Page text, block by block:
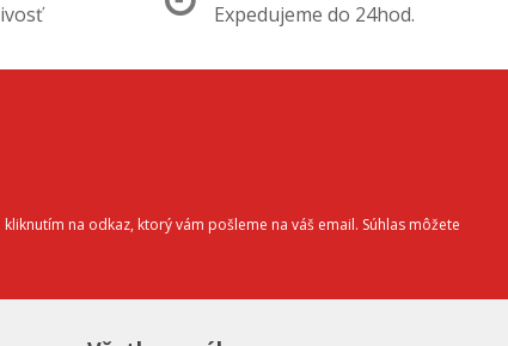
Expedujeme do 24hod.
na odkaz, ktorý vám pošleme na váš email. Súhlas môžete